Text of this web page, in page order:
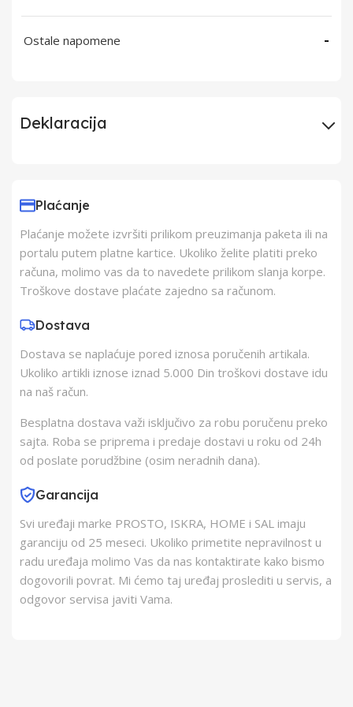
Ostale napomene -
Deklaracija
Proizvođač Changzhou AVI
Zemlja Porekla
Zemlja Uvoza
Barkod 8606006535854
Plaćanje
Plaćanje možete izvršiti prilikom preuzimanja paketa ili na
portalu putem platne kartice. Ukoliko želite platiti preko
računa, molimo vas da to navedete prilikom slanja korpe.
Troškove dostave plaćate zajedno sa računom.
Dostava
Dostava se naplaćuje pored iznosa poručenih artikala.
Ukoliko artikli iznose iznad 5.000 Din troškovi dostave idu
na naš račun.
Besplatna dostava važi isključivo za robu poručenu preko
sajta. Roba se priprema i predaje dostavi u roku od 24h
od poslate porudžbine (osim neradnih dana).
Garancija
Svi uređaji marke PROSTO, ISKRA, HOME i SAL imaju
garanciju od 25 meseci. Ukoliko primetite nepravilnost u
radu uređaja molimo Vas da nas kontaktirate kako bismo
dogovorili povrat. Mi ćemo taj uređaj proslediti u servis, a
odgovor servisa javiti Vama.